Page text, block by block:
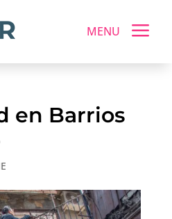
MENU a
en Barrios